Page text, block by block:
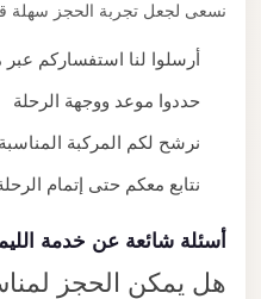
نسعى لجعل تجربة الحجز سهلة قدر
أرسلوا لنا استفساركم عبر
حددوا موعد ووجهة الرحلة
نرشح لكم المركبة المناسبة
نتابع معكم حتى إتمام الرحلة
أسئلة شائعة عن خدمة
هل يمكن الحجز